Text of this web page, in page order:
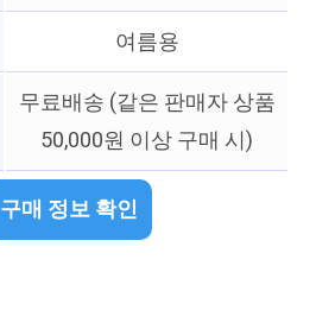
여름용
무료배송 (같은 판매자 상품
50,000원 이상 구매 시)
구매 정보 확인